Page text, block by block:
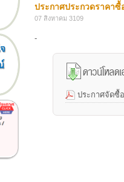
ประกาศประกวดราคา
07 สิงหาคม 3109
-
ประกาศจัดซื้